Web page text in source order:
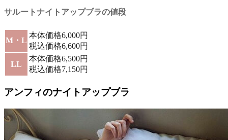
サルートナイトアップブラの値段
M・L
本体価格6,000円
税込価格6,600円
LL
本体価格6,500円
税込価格7,150円
アンフィのナイトアップブラ